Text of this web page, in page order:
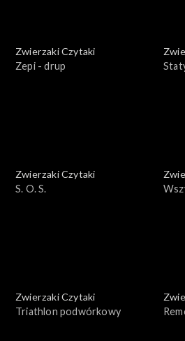
Zwierzaki Czytaki
Zepi - drup
Zwierzaki Czytaki
S. O. S.
Zwierzaki Czytaki
Triathlon podwórkowy